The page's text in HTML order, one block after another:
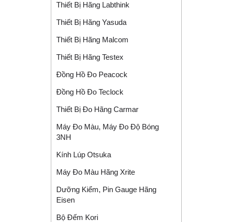
Thiết Bị Hãng Labthink
Thiết Bị Hãng Yasuda
Thiết Bị Hãng Malcom
Thiết Bị Hãng Testex
Đồng Hồ Đo Peacock
Đồng Hồ Đo Teclock
Thiết Bị Đo Hãng Carmar
Máy Đo Màu, Máy Đo Độ Bóng
3NH
Kính Lúp Otsuka
Máy Đo Màu Hãng Xrite
Dưỡng Kiểm, Pin Gauge Hãng
Eisen
Bộ Đếm Kori